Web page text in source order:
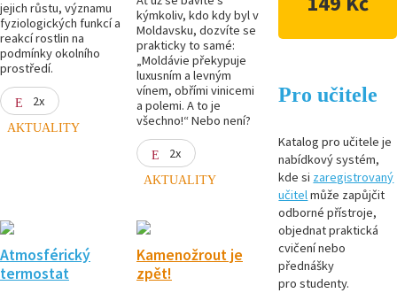
jejich růstu, významu
fyziologických funkcí a
reakcí rostlin na
podmínky okolního
prostředí.
2x
AKTUALITY
kýmkoliv, kdo kdy byl v
Moldavsku, dozvíte se
prakticky to samé:
„Moldávie překypuje
luxusním a levným
vínem, obřími vinicemi
a polemi. A to je
všechno!“ Nebo není?
2x
AKTUALITY
Atmosférický
termostat
Kamenožrout je
zpět!
Pro učitele
Katalog pro učitele je
nabídkový systém,
kde si zaregistrovaný
učitelmůže zapůjčit
odborné přístroje,
objednat praktická
cvičení nebo
přednášky
pro studenty.